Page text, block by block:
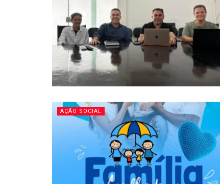
AÇÃO SOCIAL